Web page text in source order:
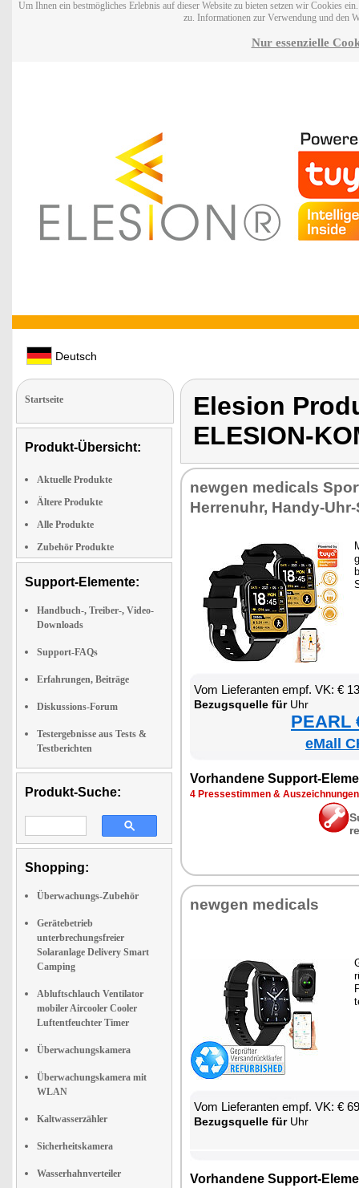
Um Ihnen ein bestmögliches Erlebnis auf dieser Website zu bieten setzen wir Cookies
zu. Informationen zur Verwendung und den
Nur essenzielle
Deutsch
Startseite
Produkt-Übersicht:
Aktuelle Produkte
Ältere Produkte
Alle Produkte
Zubehör Produkte
Support-Elemente:
Handbuch-, Treiber-, Video-
Downloads
Support-FAQs
Erfahrungen, Beiträge
Diskussions-Forum
Testergebnisse aus Tests &
Testberichten
Produkt-Suche:
Shopping:
Überwachungs-Zubehör
Gerätebetrieb
unterbrechungsfreier
Solaranlage Delivery Smart
Camping
Abluftschlauch Ventilator
mobiler Aircooler Cooler
Luftentfeuchter Timer
Überwachungskamera
Überwachungskamera mit
WLAN
Kaltwasserzähler
Sicherheitskamera
Wasserhahnverteiler
Elesion
ELESION-
new­gen me­di­cals
Her­ren­uhr, Han­dy-
Vom Lie­fe­ran­ten empf. VK: €
Be­zugs­quel­le fürUhr
PEARL
eMall
Vor­han­de­ne Sup­port-
4 Pres­se­stim­men & Aus­zeich­nun­gen
new­gen me­di­cals
Vom Lie­fe­ran­ten empf. VK: €
Be­zugs­quel­le fürUhr
Vor­han­de­ne Sup­port-